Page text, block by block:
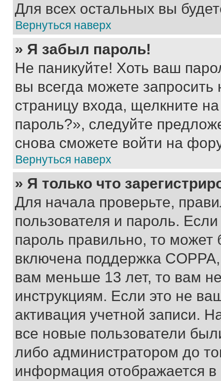
Для всех остальных вы
Вернуться наверх
» Я забыл пароль!
Не паникуйте! Хоть ваш
вы всегда можете
страницу входа, щелкните
пароль?», следуйте
снова сможете войти на
Вернуться наверх
» Я только что
Для начала проверьте,
пользователя и пароль.
пароль правильно, то может
включена поддержка
вам меньше 13 лет, то вам
инструкциям. Если это не
активация учетной записи.
все новые пользователи
либо администратором до
информация отображается